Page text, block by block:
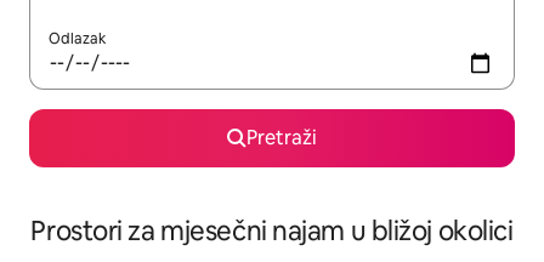
Odlazak
Pretraži
Prostori za mjesečni najam u bližoj okolici